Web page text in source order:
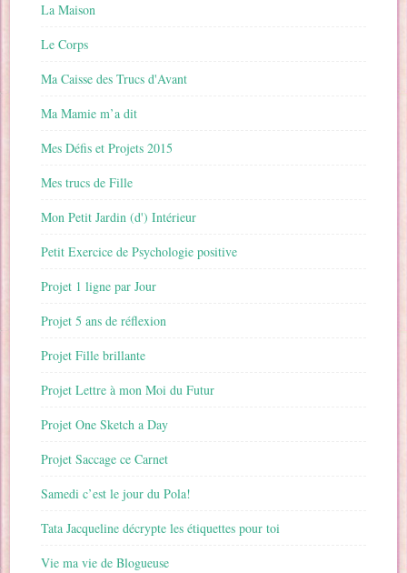
La Maison
Le Corps
Ma Caisse des Trucs d'Avant
Ma Mamie m’a dit
Mes Défis et Projets 2015
Mes trucs de Fille
Mon Petit Jardin (d') Intérieur
Petit Exercice de Psychologie positive
Projet 1 ligne par Jour
Projet 5 ans de réflexion
Projet Fille brillante
Projet Lettre à mon Moi du Futur
Projet One Sketch a Day
Projet Saccage ce Carnet
Samedi c’est le jour du Pola!
Tata Jacqueline décrypte les étiquettes pour toi
Vie ma vie de Blogueuse